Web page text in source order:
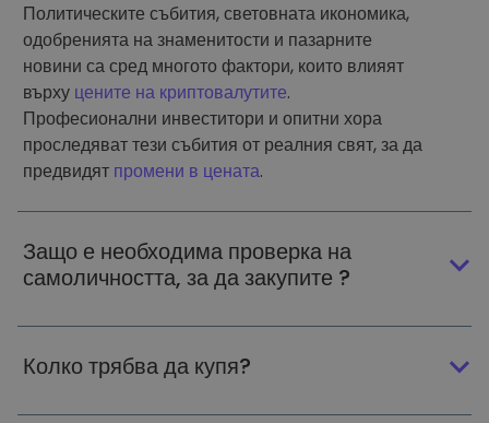
Политическите събития, световната икономика,
одобренията на знаменитости и пазарните
новини са сред многото фактори, които влияят
върху цените на криптовалутите.
Професионални инвеститори и опитни хора
проследяват тези събития от реалния свят, за да
предвидят промени в цената.
Защо е необходима проверка на
самоличността, за да закупите ?
Колко трябва да купя?